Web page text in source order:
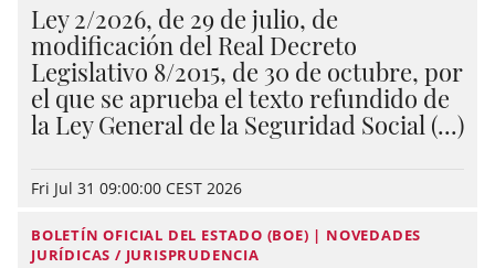
Ley 2/2026, de 29 de julio, de
modificación del Real Decreto
Legislativo 8/2015, de 30 de octubre, por
el que se aprueba el texto refundido de
la Ley General de la Seguridad Social (...)
Fri Jul 31 09:00:00 CEST 2026
BOLETÍN OFICIAL DEL ESTADO (BOE) | NOVEDADES
JURÍDICAS / JURISPRUDENCIA